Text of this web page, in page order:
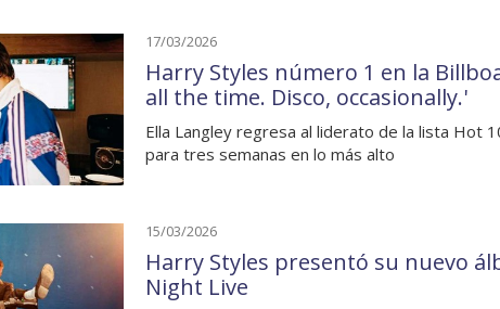
17/03/2026
Harry Styles número 1 en la
all the time. Disco, occasionally.'
Ella Langley regresa al liderato de la lista Hot
para tres semanas en lo más alto
15/03/2026
Harry Styles presentó su nuevo
Night Live